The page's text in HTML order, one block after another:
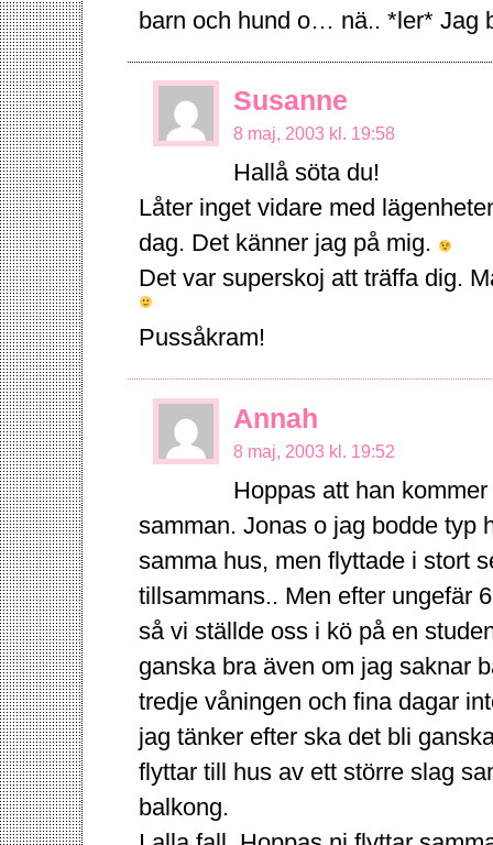
barn och hund o… nä.. *ler* Jag
Susanne
8 maj, 2003 kl. 19:58
Hallå söta du!
Låter inget vidare med
dag. Det känner jag på mig.
Det var superskoj att träffa dig.
Pussåkram!
Annah
8 maj, 2003 kl. 19:52
Hoppas att han
samman. Jonas o jag bodde typ
samma hus, men flyttade i stort
tillsammans.. Men efter ungefär
så vi ställde oss i kö på en
ganska bra även om jag saknar
tredje våningen och fina dagar
jag tänker efter ska det bli
flyttar till hus av ett större slag
balkong.